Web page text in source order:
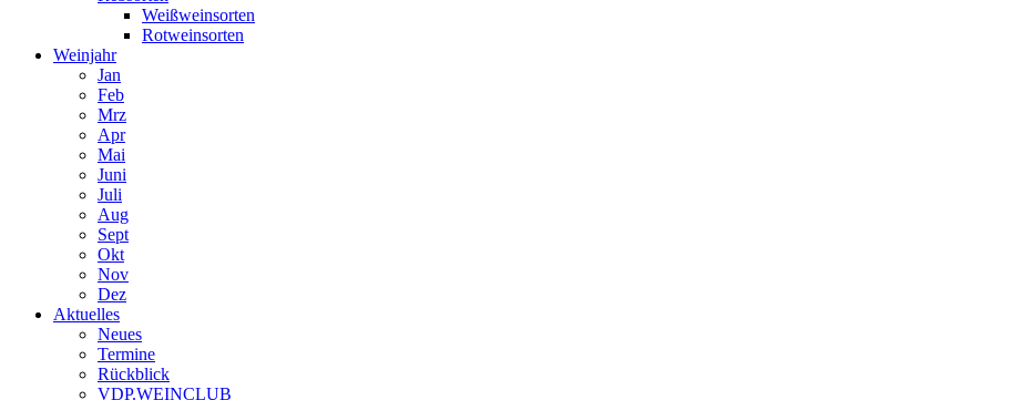
Weißweinsorten
Rotweinsorten
Weinjahr
Jan
Feb
Mrz
Apr
Mai
Juni
Juli
Aug
Sept
Okt
Nov
Dez
Aktuelles
Neues
Termine
Rückblick
VDP.WEINCLUB